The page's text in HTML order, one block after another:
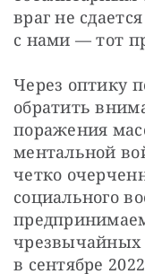
враг не
с нами — тот
Через оптику
обратить
поражения
ментальной
четко
социального
чрезвычайных